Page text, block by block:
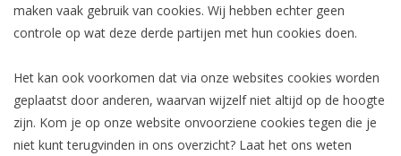
maken vaak gebruik van cookies. Wij hebben echter geen
controle op wat deze derde partijen met hun cookies doen.
Het kan ook voorkomen dat via onze websites cookies worden
geplaatst door anderen, waarvan wijzelf niet altijd op de hoogte
zijn. Kom je op onze website onvoorziene cookies tegen die je
niet kunt terugvinden in ons overzicht? Laat het ons weten